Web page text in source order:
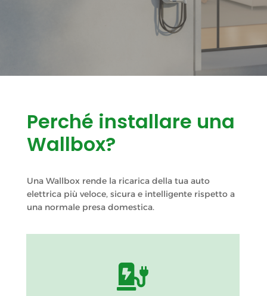
Perché installare una
Wallbox?
Una Wallbox rende la ricarica della tua auto
elettrica più veloce, sicura e intelligente rispetto a
una normale presa domestica.

Riduci i tempi di ricarica grazie a una soluzione